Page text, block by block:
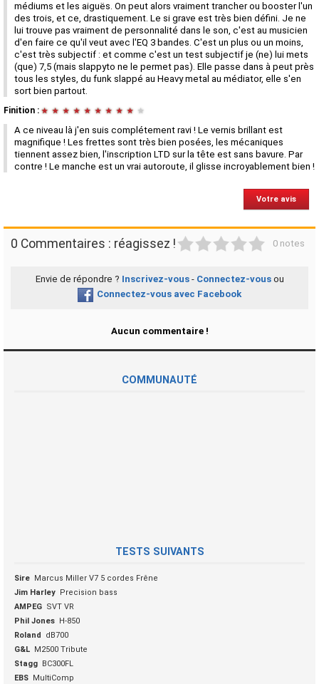
médiums et les aiguës. On peut alors vraiment trancher ou booster l'un
des trois, et ce, drastiquement. Le si grave est très bien défini. Je ne
lui trouve pas vraiment de personnalité dans le son, c'est au musicien
d'en faire ce qu'il veut avec l'EQ 3 bandes. C'est un plus ou un moins,
c'est très subjectif : et comme c'est un test subjectif je (ne) lui mets
(que) 7,5 (mais slappyto ne le permet pas). Elle passe dans à peut près
tous les styles, du funk slappé au Heavy metal au médiator, elle s'en
sort bien partout.
Finition : ★ ★ ★ ★ ★ ★ ★ ★ ★ ★
A ce niveau là j'en suis complétement ravi ! Le vernis brillant est
magnifique ! Les frettes sont très bien posées, les mécaniques
tiennent assez bien, l'inscription LTD sur la tête est sans bavure. Par
contre ! Le manche est un vrai autoroute, il glisse incroyablement bien !
Votre avis
0 Commentaires : réagissez ! 0 notes
Envie de répondre ? Inscrivez-vous- Connectez-vousou
Connectez-vous avec Facebook
Aucun commentaire !
COMMUNAUTÉ
TESTS SUIVANTS
Sire Marcus Miller V7 5 cordes Frêne
Jim Harley Precision bass
AMPEG SVT VR
Phil Jones H-850
Roland
dB700
G&L M2500 Tribute
Stagg BC300FL
EBS MultiComp